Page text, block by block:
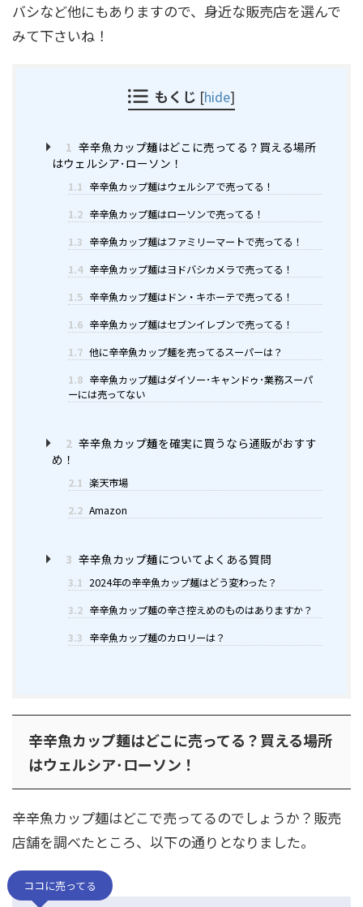
バシなど他にもありますので、身近な販売店を選んで
みて下さいね！
もくじ [hide]
1 辛辛魚カップ麺はどこに売ってる？買える場所
はウェルシア･ローソン！
1.1 辛辛魚カップ麺はウェルシアで売ってる！
1.2 辛辛魚カップ麺はローソンで売ってる！
1.3 辛辛魚カップ麺はファミリーマートで売ってる！
1.4 辛辛魚カップ麺はヨドバシカメラで売ってる！
1.5 辛辛魚カップ麺はドン・キホーテで売ってる！
1.6 辛辛魚カップ麺はセブンイレブンで売ってる！
1.7 他に辛辛魚カップ麺を売ってるスーパーは？
1.8 辛辛魚カップ麺はダイソー･キャンドゥ･業務スーパ
ーには売ってない
2 辛辛魚カップ麺を確実に買うなら通販がおすす
め！
2.1 楽天市場
2.2 Amazon
3 辛辛魚カップ麺についてよくある質問
3.1 2024年の辛辛魚カップ麺はどう変わった？
3.2 辛辛魚カップ麺の辛さ控えめのものはありますか？
3.3 辛辛魚カップ麺のカロリーは？
辛辛魚カップ麺はどこに売ってる？買える場所
はウェルシア･ローソン！
辛辛魚カップ麺はどこで売ってるのでしょうか？販売
店舗を調べたところ、以下の通りとなりました。
ココに売ってる